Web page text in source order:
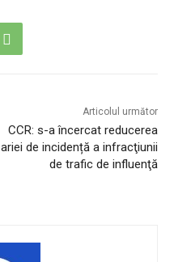
Articolul următor
CCR: s-a încercat reducerea
ariei de incidență a infracţiunii
de trafic de influenţă